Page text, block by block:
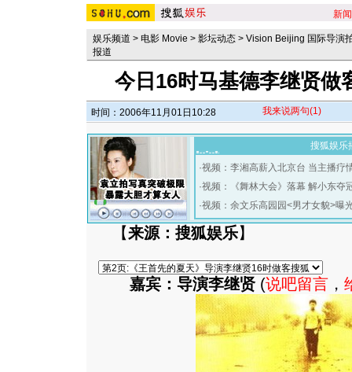
新闻
娱乐频道 > 电影 Movie > 影坛动态 > Vision Beijing 国际导演
报道
今日16时马基德李继贤做
时间：2006年11月01日10:28 我来说两句(1)
搜狐娱乐
·视频：李湘高薪入北京台 当主播疗
·视频：《舞林大会》落幕 解小东夺
·视频：余文乐高园园<男才女貌>曝
【来源：搜狐娱乐】
嘉宾：导演李继贤 (说吧留言 ，